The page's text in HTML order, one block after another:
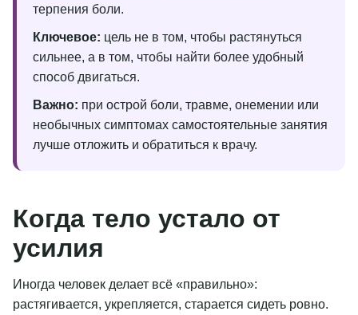
терпения боли.
Ключевое: цель не в том, чтобы растянуться
сильнее, а в том, чтобы найти более удобный
способ двигаться.
Важно: при острой боли, травме, онемении или
необычных симптомах самостоятельные занятия
лучше отложить и обратиться к врачу.
Когда тело устало от
усилия
Иногда человек делает всё «правильно»:
растягивается, укрепляется, старается сидеть ровно.